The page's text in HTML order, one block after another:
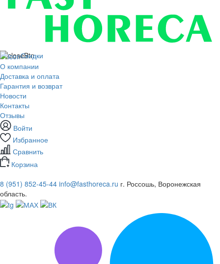
Скидки
О компании
Доставка и оплата
Гарантия и возврат
Новости
Контакты
Отзывы
Войти
Избранное
Сравнить
Корзина
8 (951) 852-45-44 info@fasthoreca.ru г. Россошь, Воронежская
область.